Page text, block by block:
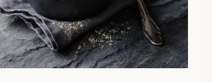
セール